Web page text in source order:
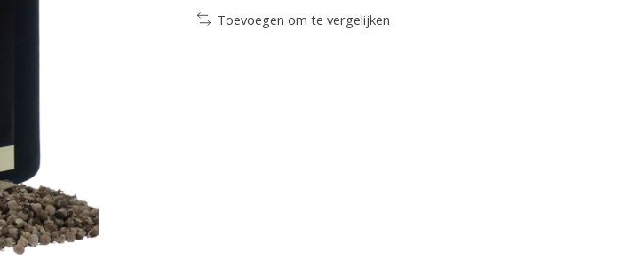
Toevoegen om te vergelijken